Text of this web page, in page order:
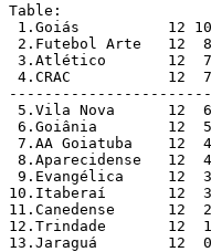
Table:
1.Goiás          12
2.Futebol Arte   12
3.Atlético       12  7
4.CRAC           12
5.Vila Nova      12
6.Goiânia        12
7.AA Goiatuba    12
8.Aparecidense   12
9.Evangélica     12
10.Itaberaí       12
11.Canedense      12
12.Trindade       12
13.Jaraguá        12